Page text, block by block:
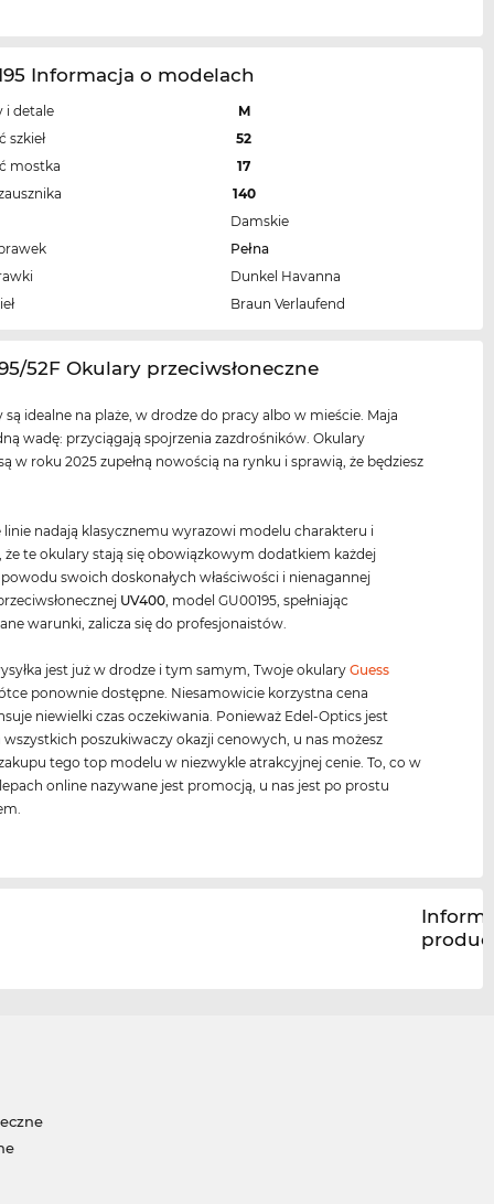
Informacja o modelach
i detale
M
szkieł
52
mostka
17
140
Damskie
Pełna
Dunkel Havanna
Braun Verlaufend
52F Okulary przeciwsłoneczne
są idealne na plaże, w drodze do pracy albo w mieście. Maja
wadę: przyciągają spojrzenia zazdrośników. Okulary
w roku 2025 zupełną nowością na rynku i sprawią, że będziesz
linie nadają klasycznemu wyrazowi modelu charakteru i
że te okulary stają się obowiązkowym dodatkiem każdej
powodu swoich doskonałych właściwości i nienagannej
UV400, model GU00195, spełniając
warunki, zalicza się do profesjonaistów.
jest już w drodze i tym samym, Twoje okularyGuess
ponownie dostępne. Niesamowicie korzystna cena
niewielki czas oczekiwania. Ponieważ Edel-Optics jest
wszystkich poszukiwaczy okazji cenowych, u nas możesz
tego top modelu w niezwykle atrakcyjnej cenie. To, co w
online nazywane jest promocją, u nas jest po prostu